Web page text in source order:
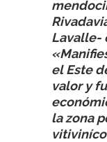
Lavalle-
el Este
valor y
la zona